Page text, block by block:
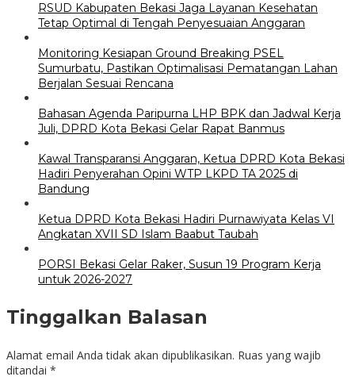
RSUD Kabupaten Bekasi Jaga Layanan Kesehatan
Tetap Optimal di Tengah Penyesuaian Anggaran
Monitoring Kesiapan Ground Breaking PSEL
Sumurbatu, Pastikan Optimalisasi Pematangan Lahan
Berjalan Sesuai Rencana
Bahasan Agenda Paripurna LHP BPK dan Jadwal Kerja
Juli, DPRD Kota Bekasi Gelar Rapat Banmus
Kawal Transparansi Anggaran, Ketua DPRD Kota Bekasi
Hadiri Penyerahan Opini WTP LKPD TA 2025 di
Bandung
Ketua DPRD Kota Bekasi Hadiri Purnawiyata Kelas VI
Angkatan XVII SD Islam Baabut Taubah
PORSI Bekasi Gelar Raker, Susun 19 Program Kerja
untuk 2026-2027
Tinggalkan Balasan
Alamat email Anda tidak akan dipublikasikan. Ruas yang wajib
ditandai *